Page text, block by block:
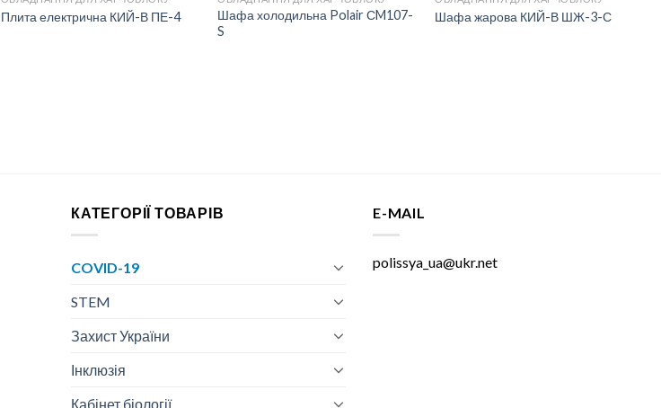
Плита електрична КИЙ-В ПЕ-4
Шафа холодильна Polair СM107-
S
Шафа жарова КИЙ-В ШЖ-3-С
КАТЕГОРІЇ ТОВАРІВ
COVID-19
STEM
Захист України
Інклюзія
Кабінет біології
E-MAIL
polissya_ua@ukr.net